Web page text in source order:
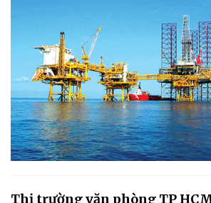
Thị trường văn phòng TP